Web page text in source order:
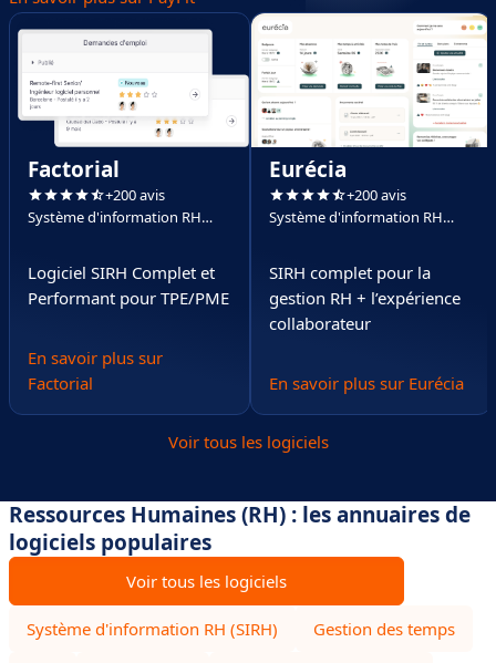
Factorial
+200 avis
Système d'information RH
Logiciel SIRH Complet et
Performant pour TPE/PME
En savoir plus sur
Factorial
Eurécia
+200 avis
Système d'information RH
SIRH complet pour la
gestion RH + l’expérience
collaborateur
En savoir plus sur Eurécia
Voir tous les logiciels
Ressources Humaines (RH) : les annuaires de
logiciels populaires
Voir tous les logiciels
Système d'information RH (SIRH) Gestion des temps